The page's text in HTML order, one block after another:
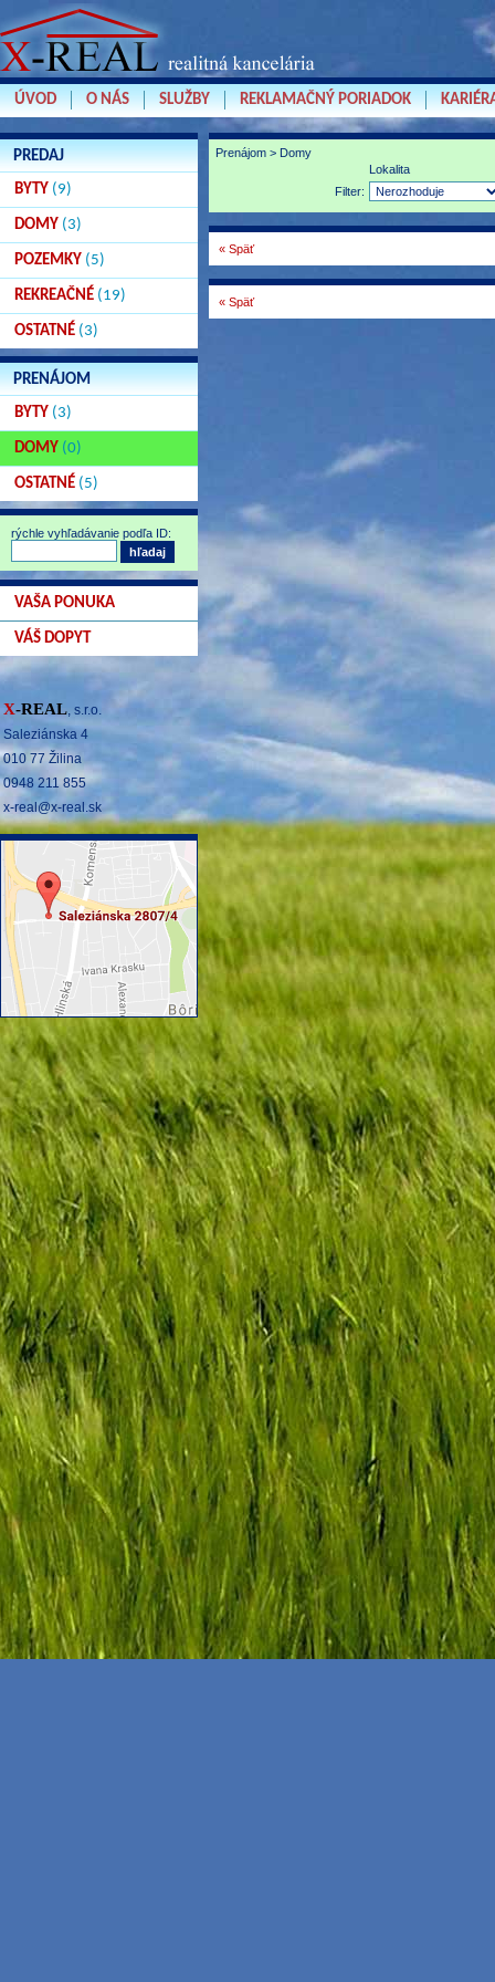
ÚVOD O NÁS SLUŽBY REKLAMAČNÝ PORIADOK
PREDAJ
BYTY (9)
DOMY (3)
POZEMKY (5)
REKREAČNÉ (19)
OSTATNÉ (3)
PRENÁJOM
BYTY (3)
DOMY (0)
OSTATNÉ (5)
rýchle vyhľadávanie podľa ID:
VAŠA PONUKA
VÁŠ DOPYT
X-REAL, s.r.o.
Saleziánska 4
010 77 Žilina
0948 211 855
x-real@x-real.sk
Prenájom > Domy
Lokalita
Filter:
« Späť
« Späť